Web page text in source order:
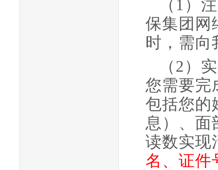
（ 1 ）
保集团网
时，需向
（2）
您需要完
包括您的
息）、 面
读数实现
名、证件